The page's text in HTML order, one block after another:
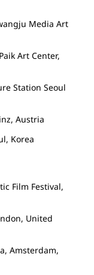
Media Art
Art Center,
Station Seoul
Austria
Korea
Film Festival,
United
Amsterdam,